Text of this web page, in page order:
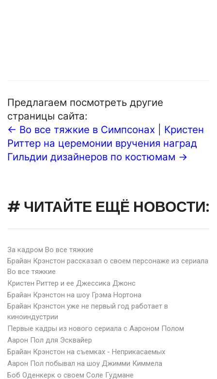
Предлагаем посмотреть другие
страницы сайта:
← Во все тяжкие в Симпсонах
Кристен
Риттер на церемонии вручения наград
Гильдии дизайнеров по костюмам →
# ЧИТАЙТЕ ЕЩЁ НОВОСТИ:
За кадром Во все тяжкие
Брайан Крэнстон рассказал о своем персонаже из сериала
Во все тяжкие
Кристен Риттер и ее Джессика Джонс
Брайан Крэнстон на шоу Грэма Нортона
Брайан Крэнстон уже не первый год работает в
киноиндустрии
Первые кадры из нового сериала с Аароном Полом
Аарон Пол для Эсквайер
Брайан Крэнстон на съемках - Неприкасаемых
Аарон Пол побывал на шоу Джимми Киммела
Боб Оденкерк о своем Соле Гудмане